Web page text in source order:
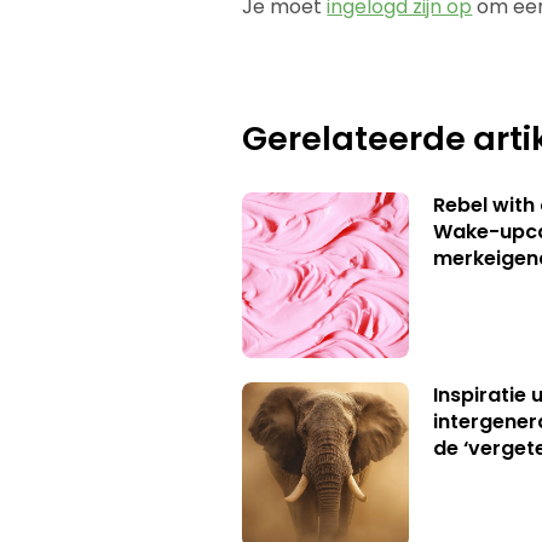
Je moetingelogd zijn op om
Gerelateerde
Rebel
Wake-
Inspiratie
de